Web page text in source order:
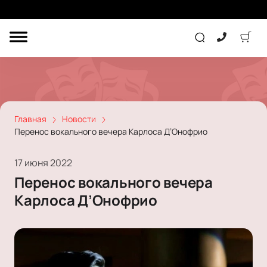
ДРУГОЕ
Другое
Экскурсия
Концерт
Оркестр
Детский спектакль
Кукольный театр
Театр
Дополнительно
Главная
Новости
Перенос вокального вечера Карлоса Д’Онофрио
17 июня 2022
Перенос вокального вечера
Карлоса Д’Онофрио